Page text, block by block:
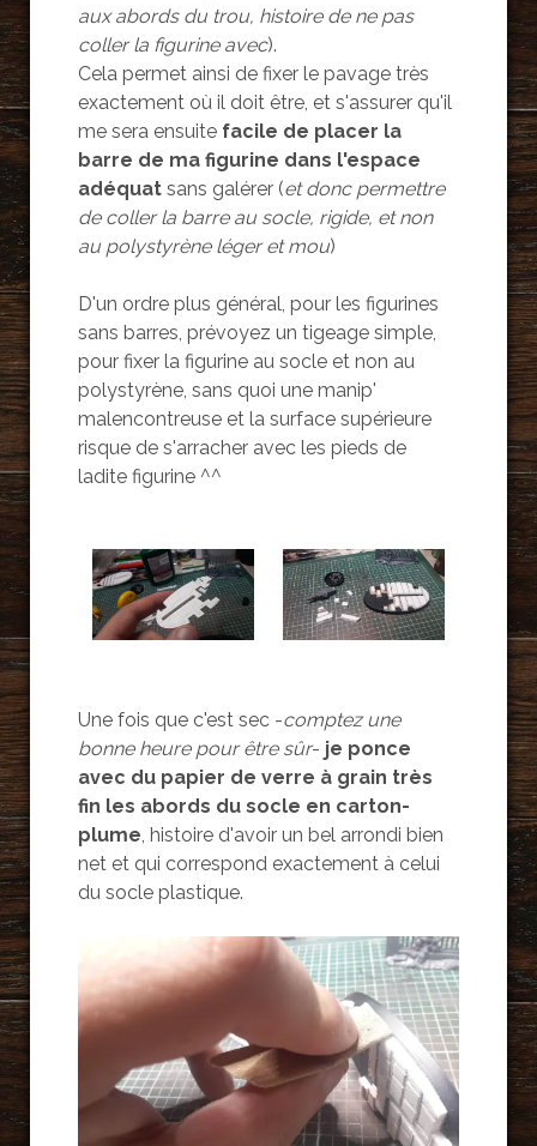
aux abords du trou, histoire de ne pas
coller la figurine avec).
Cela permet ainsi de fixer le pavage très
exactement où il doit être, et s'assurer qu'il
me sera ensuite facile de placer la
barre de ma figurine dans l'espace
adéquatsans galérer (et donc permettre
de coller la barre au socle, rigide, et non
au polystyrène léger et mou)
D'un ordre plus général, pour les figurines
sans barres, prévoyez un tigeage simple,
pour fixer la figurine au socle et non au
polystyrène, sans quoi une manip'
malencontreuse et la surface supérieure
risque de s'arracher avec les pieds de
ladite figurine ^^
Une fois que c'est sec -comptez une
bonne heure pour être sûr- je ponce
avec du papier de verre à grain très
fin les abords du socle en carton-
plume , histoire d'avoir un bel arrondi bien
net et qui correspond exactement à celui
du socle plastique.